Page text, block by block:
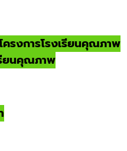
รงการโรงเรียนคุณภาพ
รียนคุณภาพ